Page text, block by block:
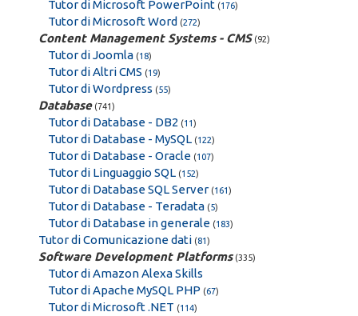
Tutor di Microsoft PowerPoint (176)
Tutor di Microsoft Word (272)
Content Management Systems - CMS (92)
Tutor di Joomla (18)
Tutor di Altri CMS (19)
Tutor di Wordpress (55)
Database (741)
Tutor di Database - DB2 (11)
Tutor di Database - MySQL (122)
Tutor di Database - Oracle (107)
Tutor di Linguaggio SQL (152)
Tutor di Database SQL Server (161)
Tutor di Database - Teradata (5)
Tutor di Database in generale (183)
Tutor di Comunicazione dati (81)
Software Development Platforms (335)
Tutor di Amazon Alexa Skills
Tutor di Apache MySQL PHP (67)
Tutor di Microsoft .NET (114)